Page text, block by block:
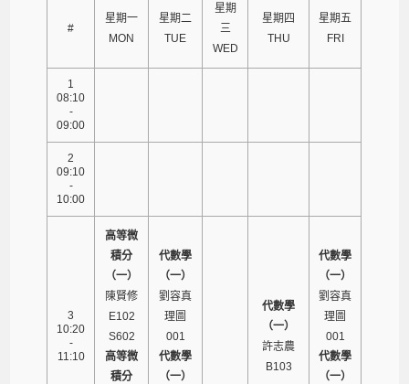
#
星期一
MON
星期二
TUE
星期
三
WED
星期四
THU
星期五
FRI
1
08:10
-
09:00
2
09:10
-
10:00
3
10:20
-
11:10
高等微
積分
（一）
陳賢修
E102
S602
高等微
積分
代數學
（一）
劉容真
理圖
001
代數學
（一）
代數學
（一）
許志農
B103
代數學
（一）
劉容真
理圖
001
代數學
（一）